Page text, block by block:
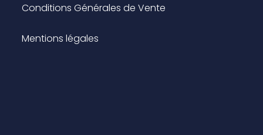
Conditions Générales de Vente
Mentions légales